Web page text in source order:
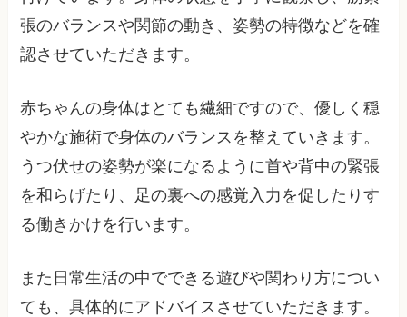
張のバランスや関節の動き、姿勢の特徴などを確
認させていただきます。
赤ちゃんの身体はとても繊細ですので、優しく穏
やかな施術で身体のバランスを整えていきます。
うつ伏せの姿勢が楽になるように首や背中の緊張
を和らげたり、足の裏への感覚入力を促したりす
る働きかけを行います。
また日常生活の中でできる遊びや関わり方につい
ても、具体的にアドバイスさせていただきます。